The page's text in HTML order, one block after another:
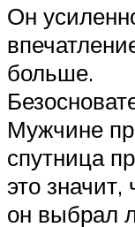
Он
больше.
Мужчине
спутница
это значит,
он выбрал